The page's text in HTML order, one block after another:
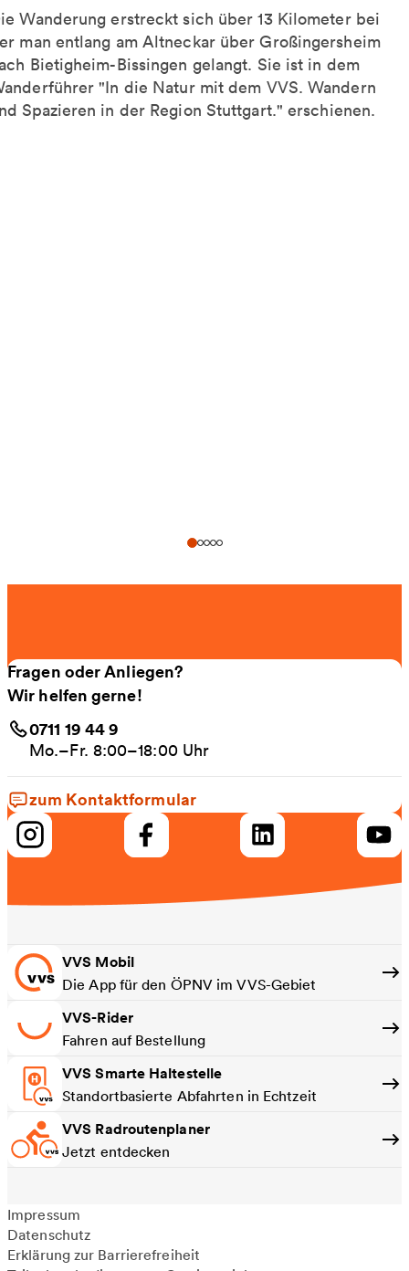
Wanderung erstreckt sich über 13 Kilometer bei
man entlang am Altneckar über Großingersheim
Bietigheim-Bissingen gelangt. Sie ist in dem
"In die Natur mit dem VVS. Wandern
Spazieren in der Region Stuttgart." erschienen.
Fragen oder Anliegen?
Wir helfen gerne!
0711 19 44 9
Mo.–Fr. 8:00–18:00 Uhr
zum Kontaktformular
VVS Mobil
Die App für den ÖPNV im VVS-Gebiet
VVS-Rider
Fahren auf Bestellung
VVS Smarte Haltestelle
Standortbasierte Abfahrten in Echtzeit
VVS Radroutenplaner
Jetzt entdecken
Impressum
Datenschutz
Erklärung zur Barrierefreiheit